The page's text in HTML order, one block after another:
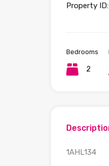
Property ID:
Bedrooms
2
1AHL134